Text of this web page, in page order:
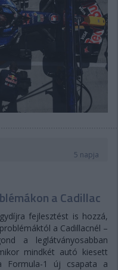
5 napja
a Cadillac
fejlesztést is hozzá,
a Cadillacnél –
a leglátványosabban
mindkét autó kiesett
Formula-1 új csapata a